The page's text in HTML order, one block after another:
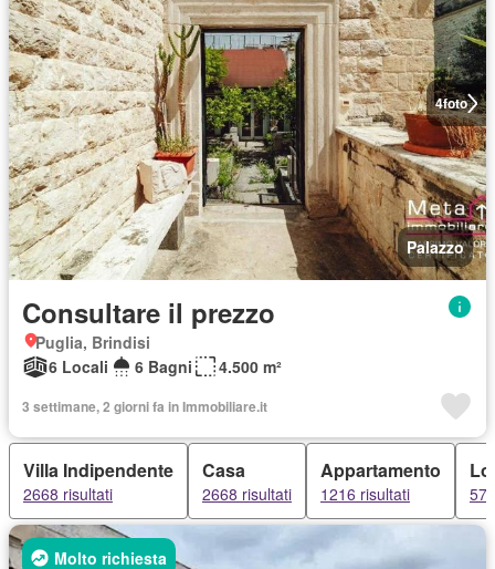
4foto
Palazzo
Consultare il prezzo
Puglia, Brindisi
6 Locali
6 Bagni 4.500 m²
3 settimane, 2 giorni fa in Immobiliare.it
Villa Indipendente
2668 risultati
Casa
2668 risultati
Appartamento
1216 risultati 57
Molto richiesta